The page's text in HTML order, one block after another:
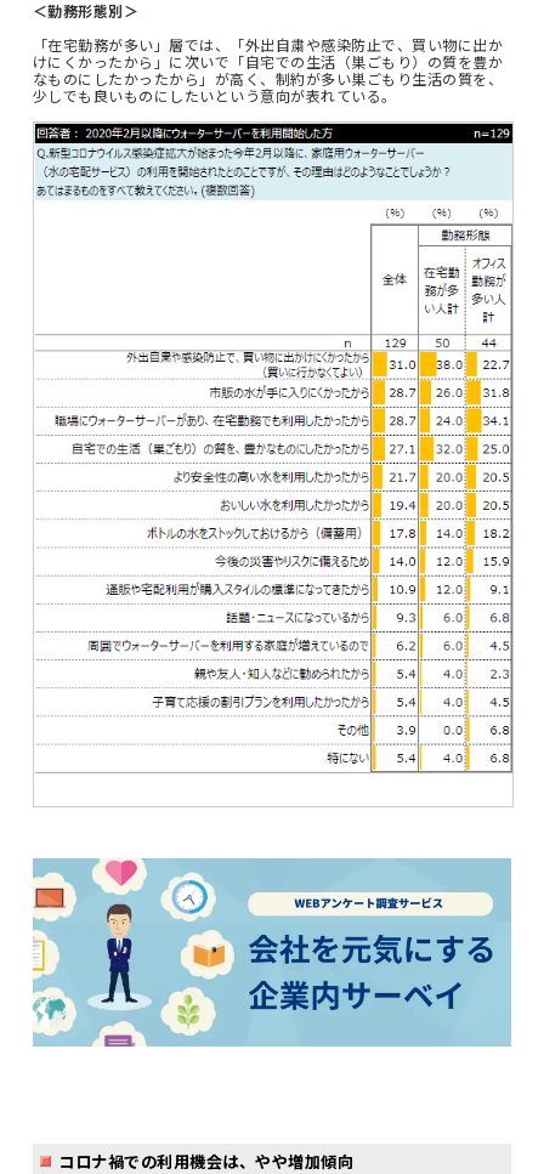
＜勤務形態別＞
「在宅勤務が多い」層では、「外出自粛や感染防止で、買い物に出か
けにくかったから」に次いで「自宅での生活（巣ごもり）の質を豊か
なものにしたかったから」が高く、制約が多い巣ごもり生活の質を、
少しでも良いものにしたいという意向が表れている。
コロナ禍での利用機会は、やや増加傾向